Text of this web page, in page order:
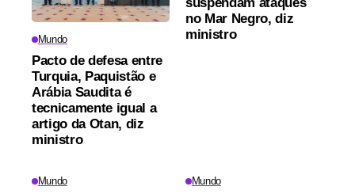
Mundo
Pacto de defesa entre
Turquia, Paquistão e
Arábia Saudita é
tecnicamente igual a
artigo da Otan, diz
ministro
suspendam ataques
no Mar Negro, diz
ministro
Mundo Mundo